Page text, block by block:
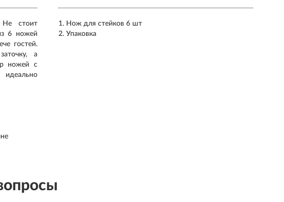
Нож для стейков 6 шт
Упаковка
стоит
6 ножей
гостей.
а
ножей с
идеально